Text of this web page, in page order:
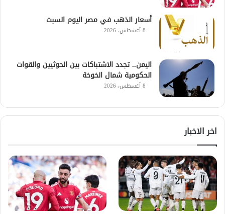
أسعار الذهب في مصر اليوم السبت
8 أغسطس، 2026
اليمن.. تجدد الاشتباكات بين الحوثيين والقوات
الحكومية شمال الخوخة
8 أغسطس، 2026
اخر الاخبار